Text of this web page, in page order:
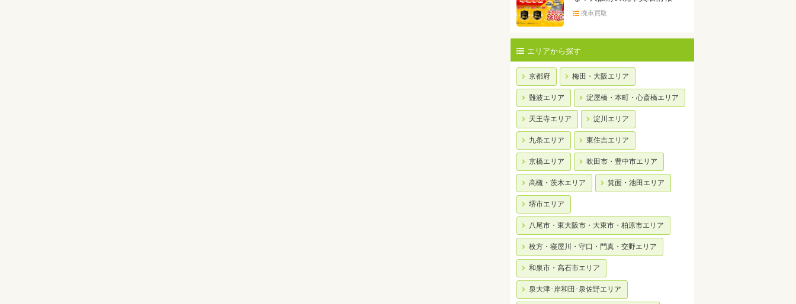
廃車買取
エリアから探す
京都府 梅田・大阪エリア
難波エリア 淀屋橋・本町・心斎橋エリア
天王寺エリア 淀川エリア
九条エリア 東住吉エリア
京橋エリア 吹田市・豊中市エリア
高槻・茨木エリア 箕面・池田エリア
堺市エリア
八尾市・東大阪市・大東市・柏原市エリア
枚方・寝屋川・守口・門真・交野エリア
和泉市・高石市エリア
泉大津･岸和田･泉佐野エリア